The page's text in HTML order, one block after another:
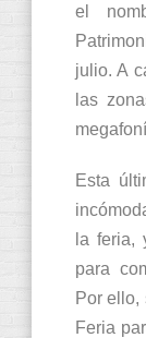
el
julio. A
las
Esta
la feria,
para
Por ello,
Feria